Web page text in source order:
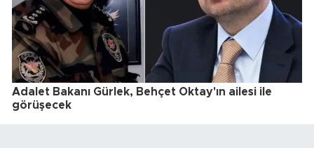
Adalet Bakanı Gürlek, Behçet Oktay'ın ailesi ile
görüşecek